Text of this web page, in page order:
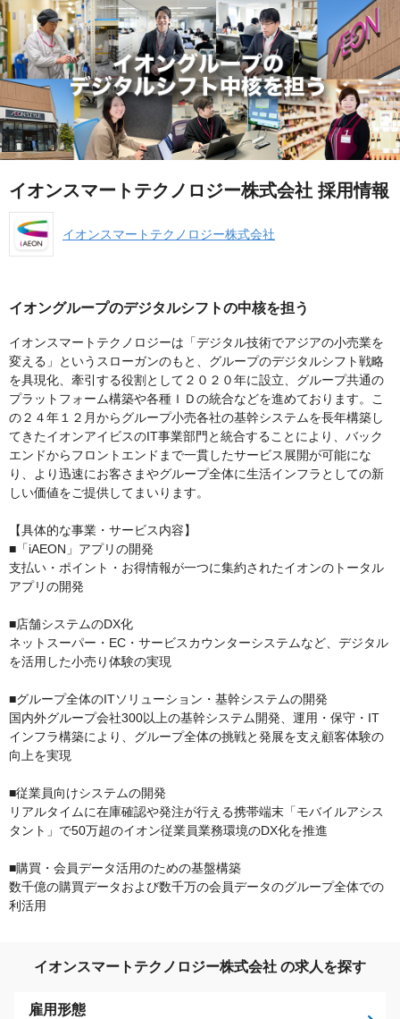
イオンスマートテクノロジー株式会社 採用情報
イオンスマートテクノロジー株式会社
イオングループのデジタルシフトの中核を担う
イオンスマートテクノロジーは「デジタル技術でアジアの小売業を
変える」というスローガンのもと、グループのデジタルシフト戦略
を具現化、牽引する役割として２０２０年に設立、グループ共通の
プラットフォーム構築や各種ＩＤの統合などを進めております。こ
の２４年１２月からグループ小売各社の基幹システムを長年構築し
てきたイオンアイビスのIT事業部門と統合することにより、バック
エンドからフロントエンドまで一貫したサービス展開が可能にな
り、より迅速にお客さまやグループ全体に生活インフラとしての新
しい価値をご提供してまいります。
【具体的な事業・サービス内容】
■「iAEON」アプリの開発
支払い・ポイント・お得情報が一つに集約されたイオンのトータル
アプリの開発
■店舗システムのDX化
ネットスーパー・EC・サービスカウンターシステムなど、デジタル
を活用した小売り体験の実現
■グループ全体のITソリューション・基幹システムの開発
国内外グループ会社300以上の基幹システム開発、運用・保守・IT
インフラ構築により、グループ全体の挑戦と発展を支え顧客体験の
向上を実現
■従業員向けシステムの開発
リアルタイムに在庫確認や発注が行える携帯端末「モバイルアシス
タント」で50万超のイオン従業員業務環境のDX化を推進
■購買・会員データ活用のための基盤構築
数千億の購買データおよび数千万の会員データのグループ全体での
利活用
イオンスマートテクノロジー株式会社 の求人を探す
雇用形態